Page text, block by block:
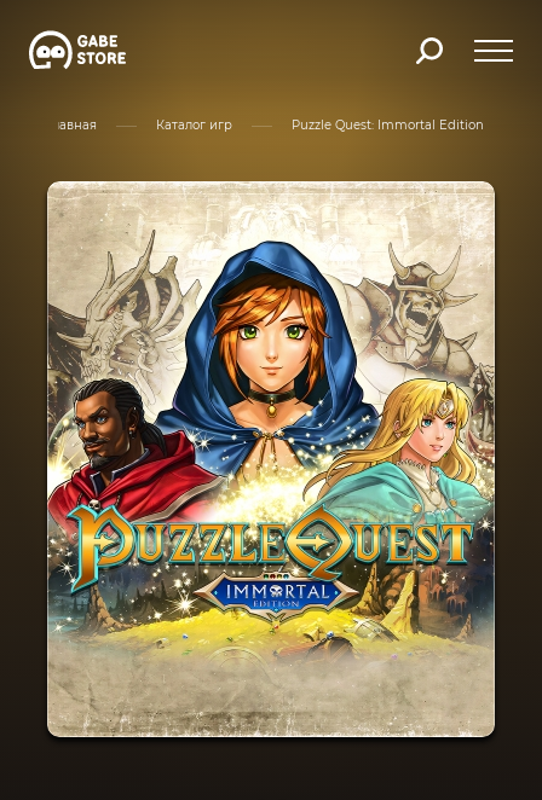
Главная Каталог игр Puzzle Quest: Immortal Edition